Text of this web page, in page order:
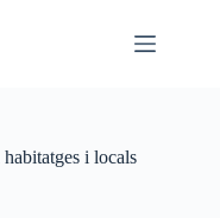
i locals